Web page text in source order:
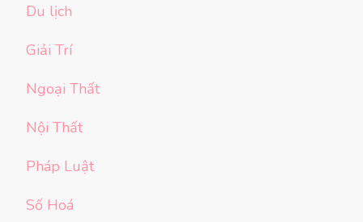
Du lịch
Giải Trí
Ngoại Thất
Nội Thất
Pháp Luật
Số Hoá